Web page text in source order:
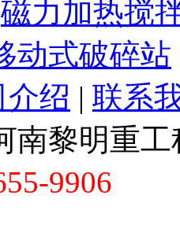
磁力加热搅
动式破碎站
绍 | 联系
南黎明重
9906